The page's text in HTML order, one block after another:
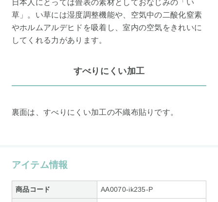
日本人にとっては畳表の素材としておなじみの「い
草」。い草には湿度調整機能や、空気中の二酸化窒素
やホルムアルデヒドを吸着し、室内の空気をきれいに
してくれる力があります。
すべりにくい加工
裏面は、すべりにくい加工の不織布貼りです。
アイテム情報
商品コード AA0070-ik235-P